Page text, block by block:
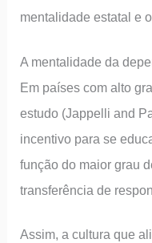
mentalidade estatal e
A mentalidade da
Em países com alto
estudo (Jappelli and
incentivo para se
função do maior grau
transferência de
Assim, a cultura que